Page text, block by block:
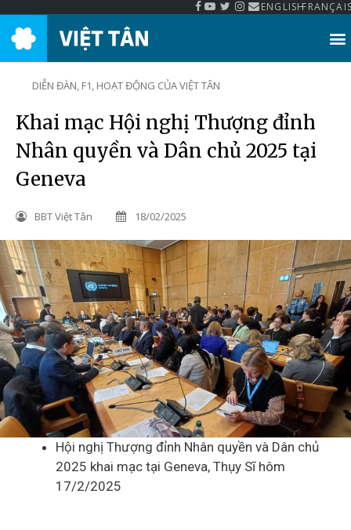
ENGLISH
DIỄN ĐÀN, F1, HOẠT ĐỘNG CỦA VIỆT TÂN
Khai mạc Hội nghị Thượng đỉnh
Nhân quyền và Dân chủ 2025 tại
Geneva
BBT Việt Tân 18/02/2025
Hội nghị Thượng đỉnh Nhân quyền và Dân chủ
2025 khai mạc tại Geneva, Thụy Sĩ hôm
17/2/2025